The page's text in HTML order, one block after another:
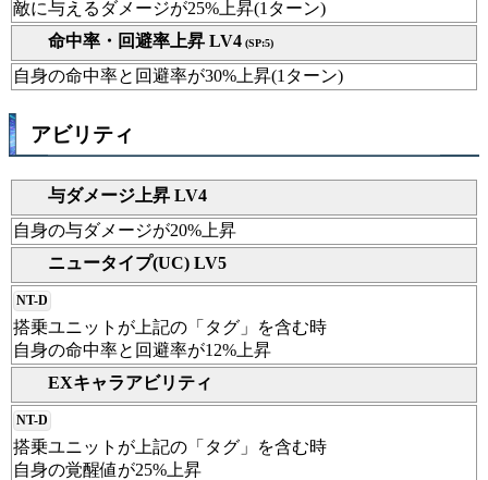
敵に与えるダメージが25%上昇(1ターン)
命中率・回避率上昇 LV4 (SP:5)
自身の命中率と回避率が30%上昇(1ターン)
アビリティ
与ダメージ上昇 LV4
自身の与ダメージが20%上昇
ニュータイプ(UC) LV5
NT-D
搭乗ユニットが上記の「タグ」を含む時
自身の命中率と回避率が12%上昇
EXキャラアビリティ
NT-D
搭乗ユニットが上記の「タグ」を含む時
自身の覚醒値が25%上昇